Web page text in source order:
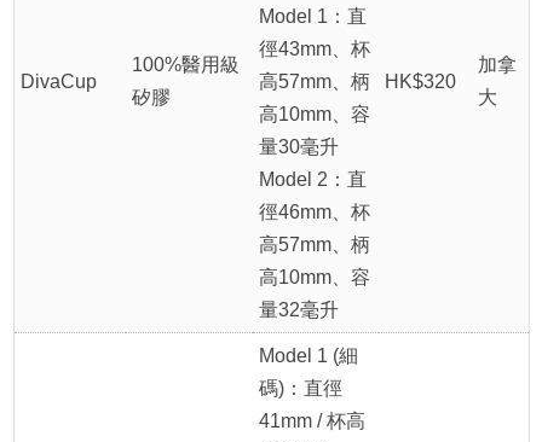
DivaCup
100%醫用級
矽膠
Model 1：直
徑43mm、杯
高57mm、柄
高10mm、容
量30毫升
Model 2：直
徑46mm、杯
高57mm、柄
高10mm、容
量32毫升
HK$320
加拿
大
Model 1 (細
碼)：直徑
41mm / 杯高